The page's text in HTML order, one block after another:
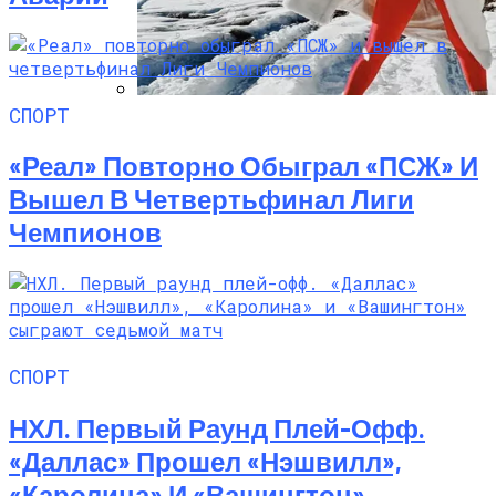
СПОРТ
«Реал» Повторно Обыграл «ПСЖ» И
Вышел В Четвертьфинал Лиги
Чемпионов
СПОРТ
НХЛ. Первый Раунд Плей-Офф.
«Даллас» Прошел «Нэшвилл»,